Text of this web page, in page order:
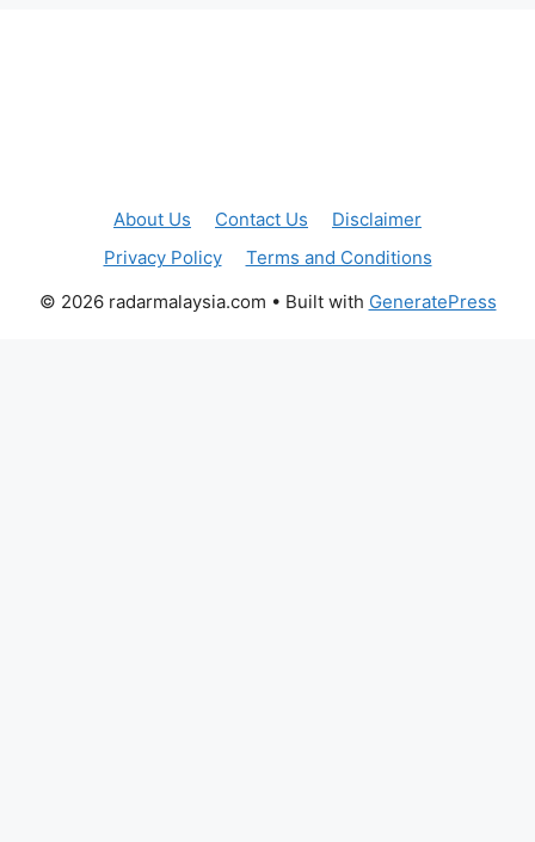
About Us Contact Us
Disclaimer
Privacy Policy
Terms and Conditions
© 2026 radarmalaysia.com • Built with GeneratePress